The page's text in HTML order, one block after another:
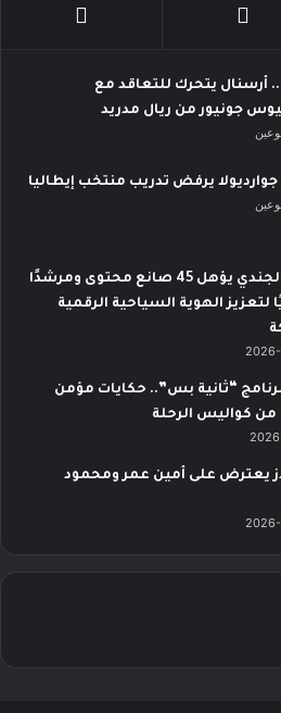
أرسنال يتحرك للتعاقد مع
جونيور من ريال مدريد
يرفض تدريب منتخب إيطاليا
مؤمن الجندي يؤهل 45 صانع محتوى ومرشدًا
لتعزيز الهوية السياحية الرقمية
“ثانية بس”.. حكايات مؤمن
من كواليس الرحلة
يعترض على أمين عمر ومحمود